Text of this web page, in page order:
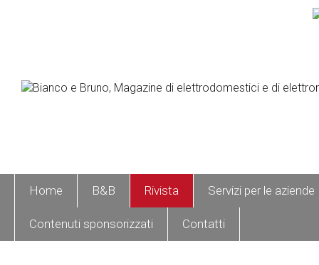
Home B&B Rivista Servizi per le aziende
Contenuti sponsorizzati Contatti